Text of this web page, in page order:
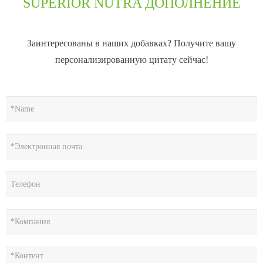
Заинтересованы в наших добавках? Получите вашу
персонализированную цитату сейчас!